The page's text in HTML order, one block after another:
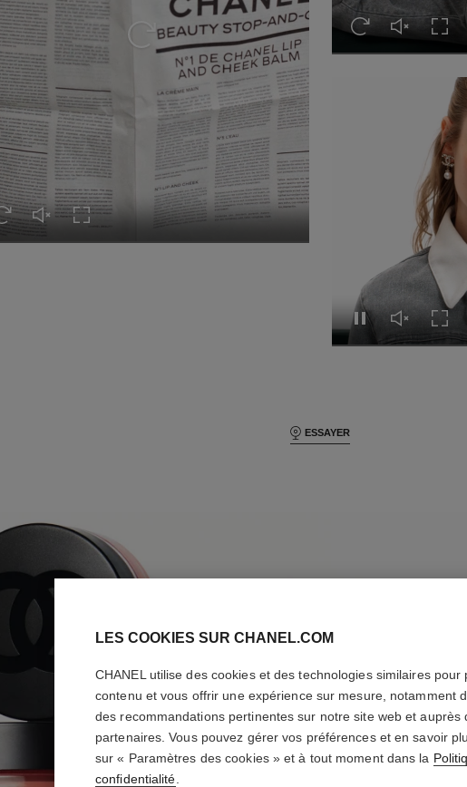
Revoir cette vidéo
Revoir cette vidéo
Réactiver le son de cette vidéo
Activer le mode plein écran
Revoir cette vidéo
Réactiver
Revoir cette vidéo
Réactiver
ESSAYER
C
B
Chanel beauty
LES COOKIES SUR CHANEL.COM
CHANEL utilise des cookies et des technologies similaires pour
contenu et vous offrir une expérience sur mesure, notamment
des recommandations pertinentes sur notre site web et auprès
partenaires. Vous pouvez gérer vos préférences et en savoir
sur « Paramètres des cookies » et à tout moment dans la
confidentialité